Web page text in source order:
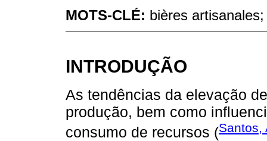
MOTS-CLÉ: bières
INTRODUÇÃO
As tendências da elevação
produção, bem como
consumo de recursos (Santos,